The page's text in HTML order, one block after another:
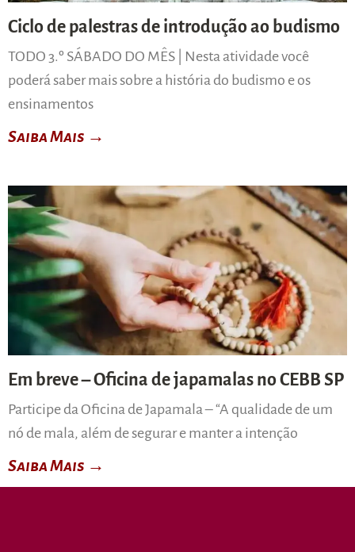
Ciclo de palestras de introdução ao budismo
TODO 3.º SÁBADO DO MÊS | Nesta atividade você
poderá saber mais sobre a história do budismo e os
ensinamentos
Saiba Mais →
Em breve – Oficina de japamalas no CEBB SP
Participe da Oficina de Japamala – “A qualidade de um
nó de mala, além de segurar e manter a intenção
Saiba Mais →